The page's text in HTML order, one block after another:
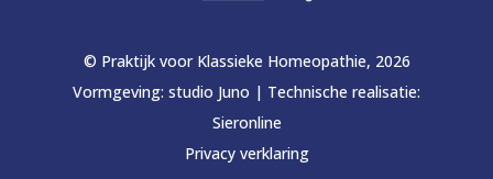
© Praktijk voor Klassieke Homeopathie, 2026
Vormgeving: studio Juno | Technische realisatie:
Sieronline
Privacy verklaring